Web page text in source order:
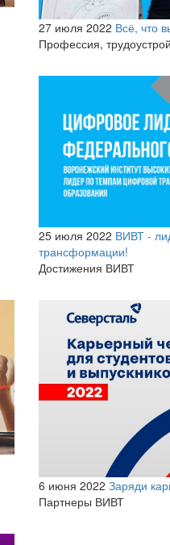
27 июля 2022 Всё, что
Профессия,
25 июля 2022 ВИВТ -
трансформации!
Достижения ВИВТ
6 июня 2022 Заряди
Партнеры ВИВТ